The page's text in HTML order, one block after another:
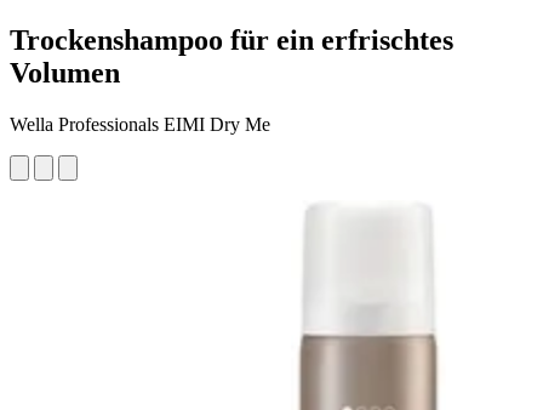
Trockenshampoo für ein erfrischtes
Volumen
Wella Professionals EIMI Dry Me